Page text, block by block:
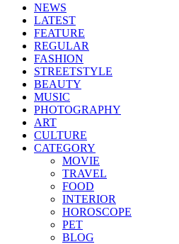
NEWS
LATEST
FEATURE
REGULAR
FASHION
STREETSTYLE
BEAUTY
MUSIC
PHOTOGRAPHY
ART
CULTURE
CATEGORY
MOVIE
TRAVEL
FOOD
INTERIOR
HOROSCOPE
PET
BLOG